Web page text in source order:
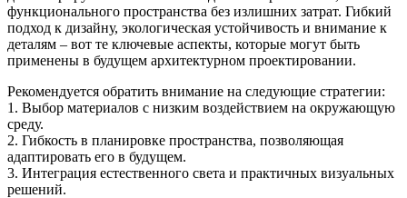
функционального пространства без излишних затрат. Гибкий
подход к дизайну, экологическая устойчивость и внимание к
деталям – вот те ключевые аспекты, которые могут быть
применены в будущем архитектурном проектировании.
Рекомендуется обратить внимание на следующие стратегии:
1. Выбор материалов с низким воздействием на окружающую
среду.
2. Гибкость в планировке пространства, позволяющая
адаптировать его в будущем.
3. Интеграция естественного света и практичных визуальных
решений.